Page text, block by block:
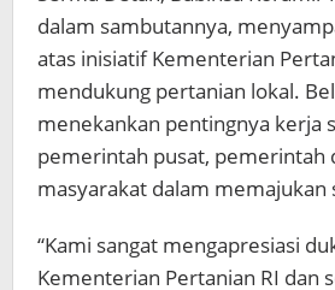
dalam sambutannya,
atas inisiatif Kementerian
mendukung pertanian lokal.
menekankan pentingnya kerja
pemerintah pusat, pemerintah
masyarakat dalam
“Kami sangat mengapresiasi
Kementerian Pertanian RI dan